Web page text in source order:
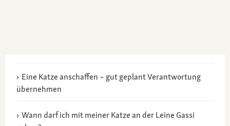
Eine Katze anschaffen – gut geplant Verantwortung
übernehmen
Wann darf ich mit meiner Katze an der Leine Gassi